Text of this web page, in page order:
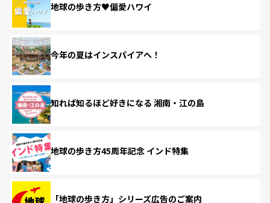
地球の歩き方♥偏愛ハワイ
今年の夏はインスパイアへ！
知れば知るほど好きになる 湘南・江の島
地球の歩き方45周年記念 インド特集
「地球の歩き方」シリーズ広告のご案内